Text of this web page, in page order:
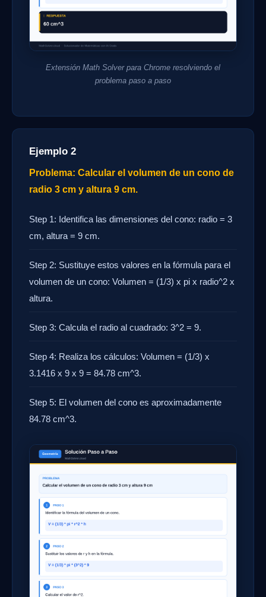
Extensión Math Solver para Chrome resolviendo el
problema paso a paso
Ejemplo 2
Problema: Calcular el volumen de un cono de
radio 3 cm y altura 9 cm.
Step 1: Identifica las dimensiones del cono: radio = 3
cm, altura = 9 cm.
Step 2: Sustituye estos valores en la fórmula para el
volumen de un cono: Volumen = (1/3) x pi x radio^2 x
altura.
Step 3: Calcula el radio al cuadrado: 3^2 = 9.
Step 4: Realiza los cálculos: Volumen = (1/3) x
3.1416 x 9 x 9 = 84.78 cm^3.
Step 5: El volumen del cono es aproximadamente
84.78 cm^3.